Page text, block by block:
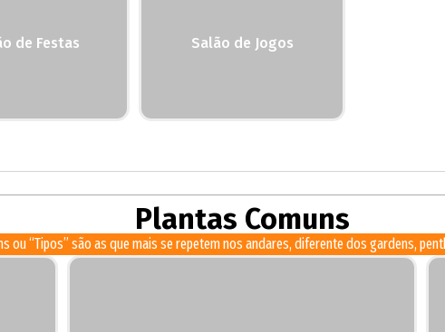
de Festas Salão de Jogos
Plantas Comuns
ou “Tipos” são as que mais se repetem nos andares, diferente dos gardens,